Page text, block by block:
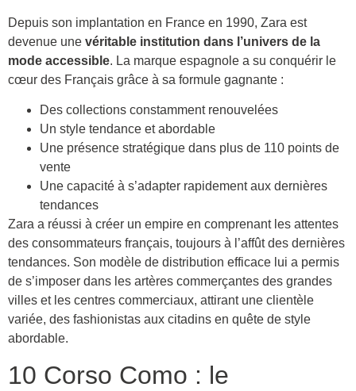
Depuis son implantation en France en 1990, Zara est
devenue une véritable institution dans l’univers de la
mode accessible. La marque espagnole a su conquérir le
cœur des Français grâce à sa formule gagnante :
Des collections constamment renouvelées
Un style tendance et abordable
Une présence stratégique dans plus de 110 points de
vente
Une capacité à s’adapter rapidement aux dernières
tendances
Zara a réussi à créer un empire en comprenant les attentes
des consommateurs français, toujours à l’affût des dernières
tendances. Son modèle de distribution efficace lui a permis
de s’imposer dans les artères commerçantes des grandes
villes et les centres commerciaux, attirant une clientèle
variée, des fashionistas aux citadins en quête de style
abordable.
10 Corso Como : le